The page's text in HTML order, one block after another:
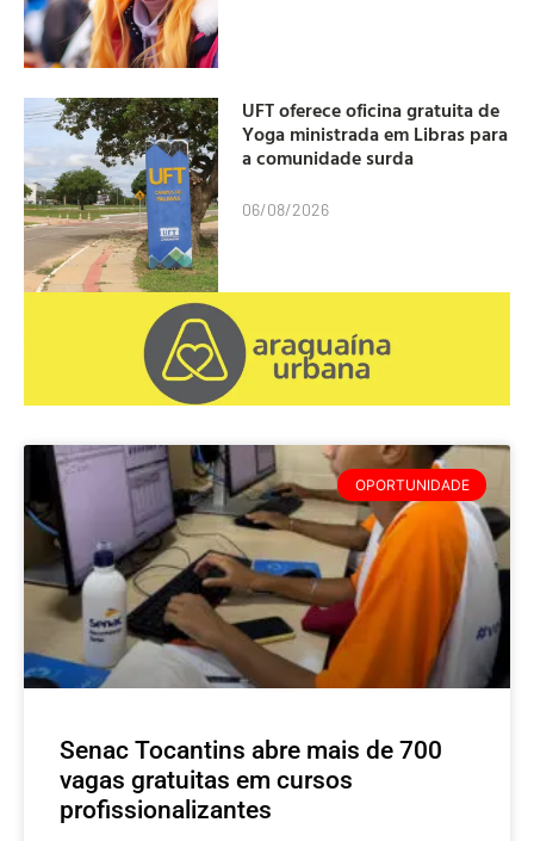
UFT oferece oficina gratuita de
Yoga ministrada em Libras para
a comunidade surda
06/08/2026
OPORTUNIDADE
Senac Tocantins abre mais de 700
vagas gratuitas em cursos
profissionalizantes